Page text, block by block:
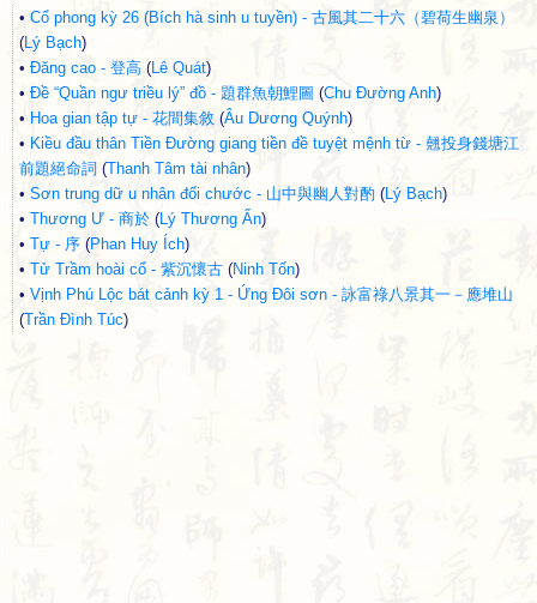
• Cổ phong kỳ 26 (Bích hà sinh u tuyền) - 古風其二十六（碧荷生幽泉）
(Lý Bạch)
• Đăng cao - 登高 (Lê Quát)
• Đề “Quần ngư triều lý” đồ - 題群魚朝鯉圖 (Chu Đường Anh)
• Hoa gian tập tự - 花間集敘 (Âu Dương Quýnh)
• Kiều đầu thân Tiền Đường giang tiền đề tuyệt mệnh từ - 翹投身錢塘江
前題絕命詞 (Thanh Tâm tài nhân)
• Sơn trung dữ u nhân đối chước - 山中與幽人對酌 (Lý Bạch)
• Thương Ư - 商於 (Lý Thương Ẩn)
• Tự - 序 (Phan Huy Ích)
• Tử Trầm hoài cổ - 紫沉懷古 (Ninh Tốn)
• Vịnh Phú Lộc bát cảnh kỳ 1 - Ứng Đôi sơn - 詠富祿八景其一－應堆山
(Trần Đình Túc)